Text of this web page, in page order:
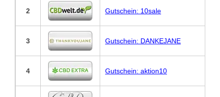
2 Gutschein: 10sale
3 Gutschein: DANKEJANE
4 Gutschein: aktion10